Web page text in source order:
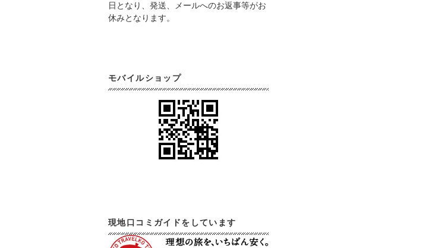
日となり、発送、メールへのお返事等がお
休みとなります。
モバイルショップ
現地口コミガイドをしています